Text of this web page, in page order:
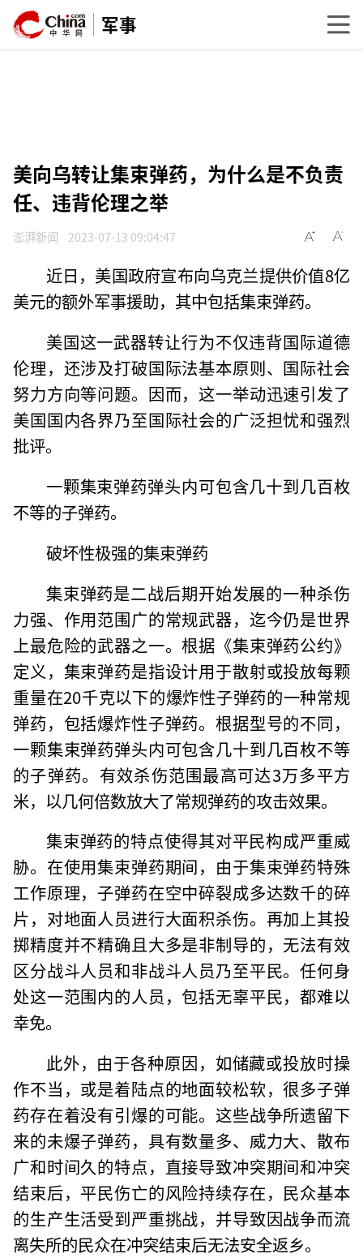
军事
美向乌转让集束弹药，为什么是不负责
任、违背伦理之举
澎湃新闻 2023-07-13 09:04:47
近日，美国政府宣布向乌克兰提供价值8亿
美元的额外军事援助，其中包括集束弹药。
美国这一武器转让行为不仅违背国际道德
伦理，还涉及打破国际法基本原则、国际社会
努力方向等问题。因而，这一举动迅速引发了
美国国内各界乃至国际社会的广泛担忧和强烈
批评。
一颗集束弹药弹头内可包含几十到几百枚
不等的子弹药。
破坏性极强的集束弹药
集束弹药是二战后期开始发展的一种杀伤
力强、作用范围广的常规武器，迄今仍是世界
上最危险的武器之一。根据《集束弹药公约》
定义，集束弹药是指设计用于散射或投放每颗
重量在20千克以下的爆炸性子弹药的一种常规
弹药，包括爆炸性子弹药。根据型号的不同，
一颗集束弹药弹头内可包含几十到几百枚不等
的子弹药。有效杀伤范围最高可达3万多平方
米，以几何倍数放大了常规弹药的攻击效果。
集束弹药的特点使得其对平民构成严重威
胁。在使用集束弹药期间，由于集束弹药特殊
工作原理，子弹药在空中碎裂成多达数千的碎
片，对地面人员进行大面积杀伤。再加上其投
掷精度并不精确且大多是非制导的，无法有效
区分战斗人员和非战斗人员乃至平民。任何身
处这一范围内的人员，包括无辜平民，都难以
幸免。
此外，由于各种原因，如储藏或投放时操
作不当，或是着陆点的地面较松软，很多子弹
药存在着没有引爆的可能。这些战争所遗留下
来的未爆子弹药，具有数量多、威力大、散布
广和时间久的特点，直接导致冲突期间和冲突
结束后，平民伤亡的风险持续存在，民众基本
的生产生活受到严重挑战，并导致因战争而流
离失所的民众在冲突结束后无法安全返乡。